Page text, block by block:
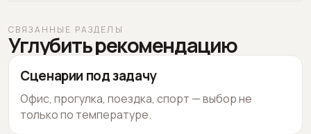
СВЯЗАННЫЕ РАЗДЕЛЫ
Углубить рекомендацию
Сценарии под задачу
Офис, прогулка, поездка, спорт — выбор не
только по температуре.